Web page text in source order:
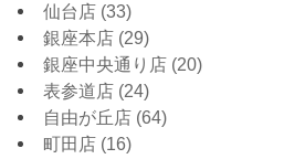
仙台店 (33)
銀座本店 (29)
銀座中央通り店 (20)
表参道店 (24)
自由が丘店 (64)
町田店 (16)